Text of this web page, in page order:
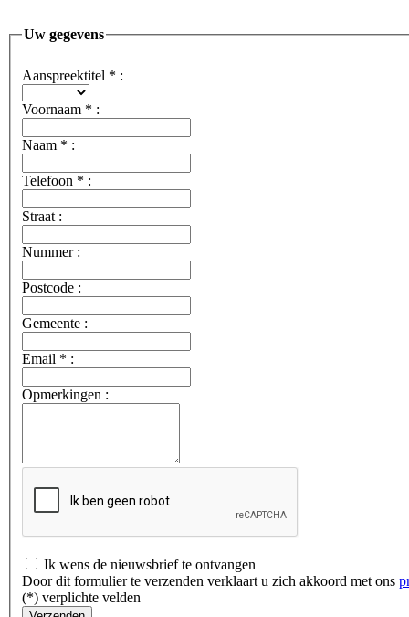
Uw gegevens
Aanspreektitel * :
Voornaam * :
Naam * :
Telefoon * :
Straat :
Nummer :
Postcode :
Gemeente :
Email * :
Opmerkingen :
Ik wens de nieuwsbrief te ontvangen
Door dit formulier te verzenden verklaart u zich akkoord met ons
(*) verplichte velden